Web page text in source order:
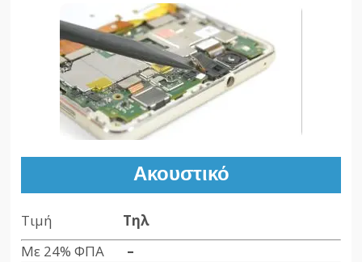
Ακουστικό
Τιμή Τηλ
Με 24% ΦΠΑ –